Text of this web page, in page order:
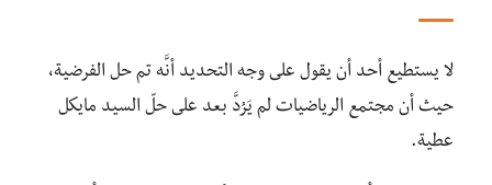
لا يستطيع أحد أن يقول على وجه التحديد أنَّه تم حل الفرضية،
حيث أن مجتمع الرياضيات لم يَرُدَّ بعد على حلّ السيد مايكل
عطية.